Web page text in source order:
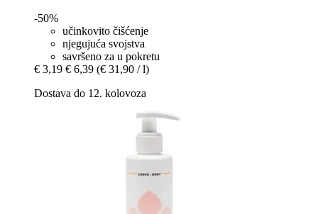
-50%
učinkovito čišćenje
njegujuća svojstva
savršeno za u pokretu
€ 3,19 € 6,39 (€ 31,90 / l)
Dostava do 12. kolovoza